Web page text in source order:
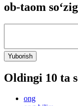
ob-taom
Yuborish
Oldingi 10 ta
ong